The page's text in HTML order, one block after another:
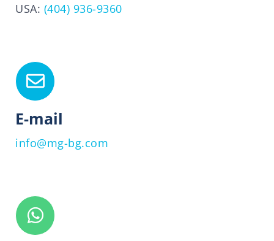
USA: (404) 936-9360
E-mail
info@mg-bg.com